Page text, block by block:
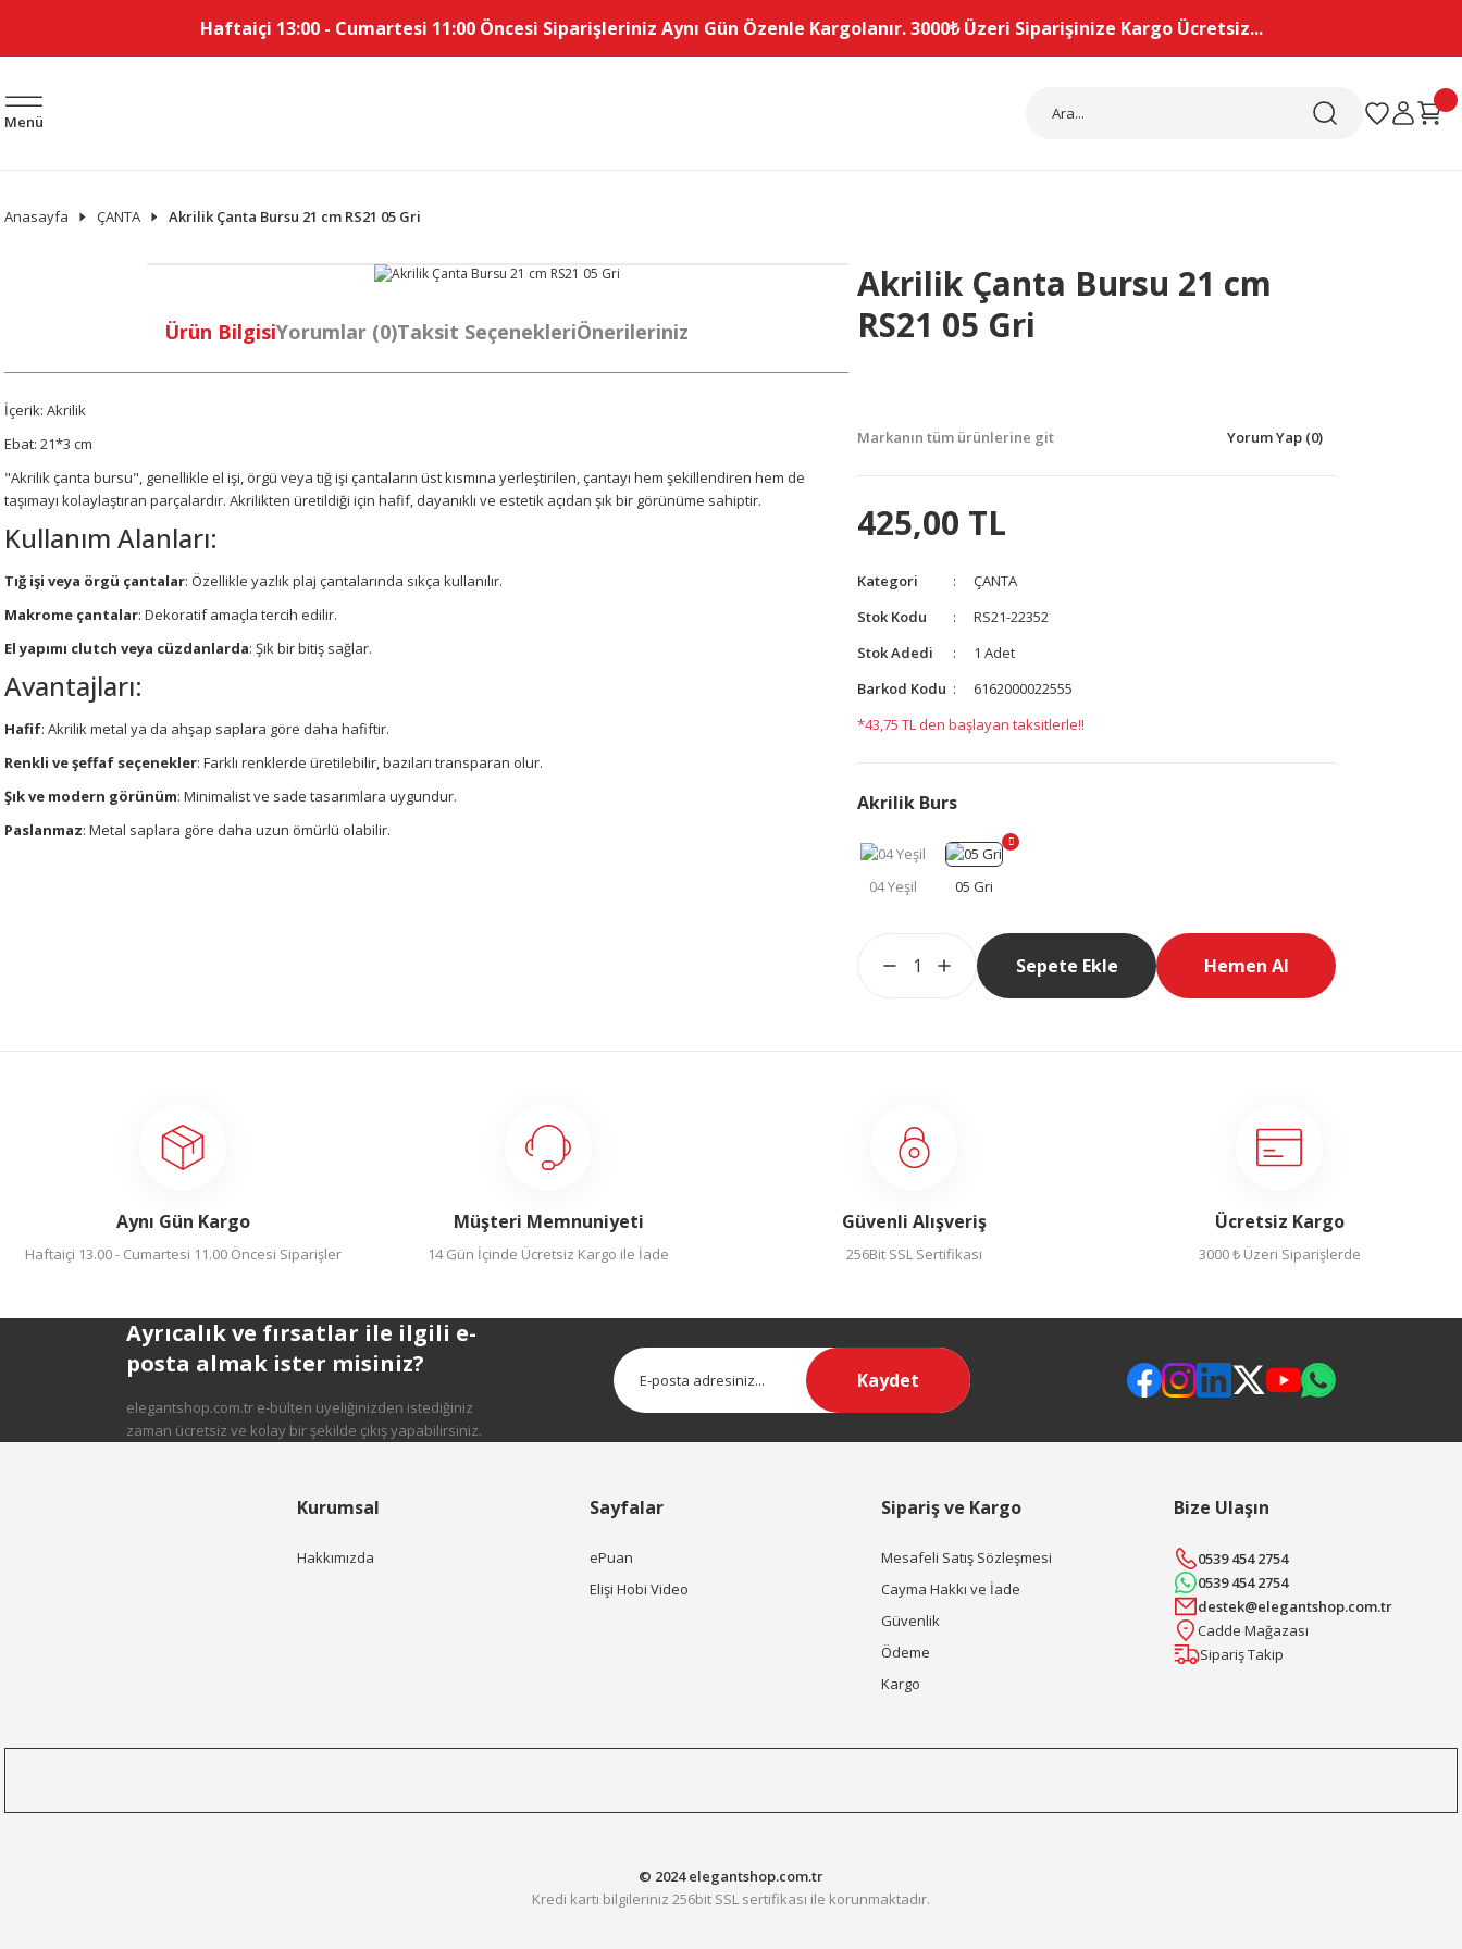
Haftaiçi 13:00 - Cumartesi 11:00 Öncesi Siparişleriniz Aynı Gün Özenle Kargolanır. 3000₺ Üzeri Siparişinize Kargo Ücretsiz...
Menü
Anasayfa ÇANTA Akrilik Çanta Bursu 21 cm RS21 05 Gri
Ürün BilgisiYorumlar (0)Taksit SeçenekleriÖnerileriniz
İçerik: Akrilik
Ebat: 21*3 cm
"Akrilik çanta bursu", genellikle el işi, örgü veya tığ işi çantaların üst kısmına yerleştirilen, çantayı hem şekillendiren hem de
taşımayı kolaylaştıran parçalardır. Akrilikten üretildiği için hafif, dayanıklı ve estetik açıdan şık bir görünüme sahiptir.
Kullanım Alanları:
Tığ işi veya örgü çantalar: Özellikle yazlık plaj çantalarında sıkça kullanılır.
Makrome çantalar: Dekoratif amaçla tercih edilir.
El yapımı clutch veya cüzdanlarda: Şık bir bitiş sağlar.
Avantajları:
Hafif: Akrilik metal ya da ahşap saplara göre daha hafiftir.
Renkli ve şeffaf seçenekler: Farklı renklerde üretilebilir, bazıları transparan olur.
Şık ve modern görünüm: Minimalist ve sade tasarımlara uygundur.
Paslanmaz: Metal saplara göre daha uzun ömürlü olabilir.
Bu ürüne benzer farklı alternatifler olmalı.
Akrilik Çanta Bursu 21 cm
RS21 05 Gri
Markanın tüm ürünlerine git Yorum Yap (0)
425,00 TL
Kategori
ÇANTA
Stok Kodu
RS21-22352
Stok Adedi
1 Adet
Barkod Kodu
6162000022555
*43,75 TL den başlayan taksitlerle!!
Akrilik Burs
Sepete Ekle Hemen Al
Aynı Gün Kargo
Haftaiçi 13.00 - Cumartesi 11.00 Öncesi Siparişler
Müşteri Memnuniyeti
14 Gün İçinde Ücretsiz Kargo ile İade
Güvenli Alışveriş
256Bit SSL Sertifikası
Ücretsiz Kargo
3000 ₺ Üzeri Siparişlerde
Ayrıcalık ve fırsatlar ile ilgili e-
posta almak ister misiniz?
elegantshop.com.tr e-bülten üyeliğinizden istediğiniz
zaman ücretsiz ve kolay bir şekilde çıkış yapabilirsiniz.
Kaydet
Kurumsal
Hakkımızda
Sayfalar
ePuan
Elişi Hobi Video
Sipariş ve Kargo
Mesafeli Satış Sözleşmesi
Cayma Hakkı ve İade
Güvenlik
Ödeme
Kargo
Bize Ulaşın
0539 454 2754
0539 454 2754
destek@elegantshop.com.tr
Cadde Mağazası
Sipariş Takip
© 2024 elegantshop.com.tr
Kredi kartı bilgileriniz 256bit SSL sertifikası ile korunmaktadır.